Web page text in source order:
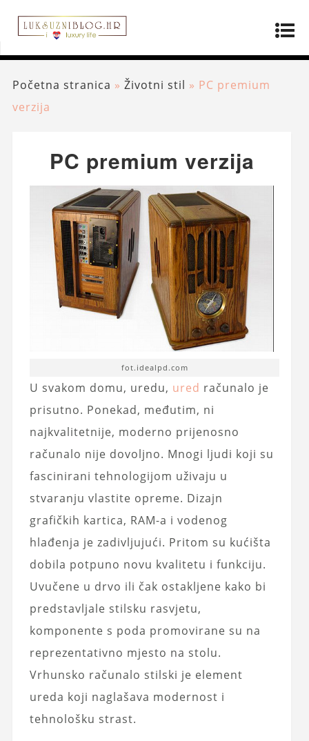
Početna stranica » Životni stil » PC premium
verzija
PC premium verzija
fot.idealpd.com
U svakom domu, uredu, ured računalo je
prisutno. Ponekad, međutim, ni
najkvalitetnije, moderno prijenosno
računalo nije dovoljno. Mnogi ljudi koji su
fascinirani tehnologijom uživaju u
stvaranju vlastite opreme. Dizajn
grafičkih kartica, RAM-a i vodenog
hlađenja je zadivljujući. Pritom su kućišta
dobila potpuno novu kvalitetu i funkciju.
Uvučene u drvo ili čak ostakljene kako bi
predstavljale stilsku rasvjetu,
komponente s poda promovirane su na
reprezentativno mjesto na stolu.
Vrhunsko računalo stilski je element
ureda koji naglašava modernost i
tehnološku strast.